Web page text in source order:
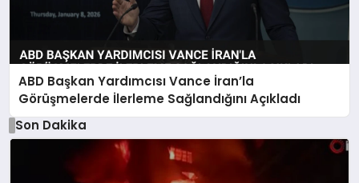
ABD Başkan Yardımcısı Vance İran’la
Görüşmelerde İlerleme Sağlandığını Açıkladı
Son Dakika